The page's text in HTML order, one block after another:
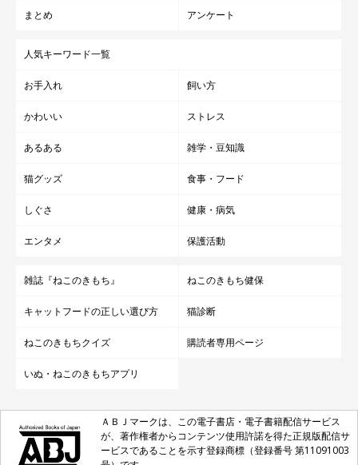
まとめ アンケート
人気キーワード一覧
お手入れ 飼い方
かわいい ストレス
あるある 雑学・豆知識
猫グッズ 食事・フード
しぐさ 健康・病気
エンタメ 保護活動
雑誌『ねこのきもち』 ねこのきもち健保
キャットフードの正しい選び方 猫診断
ねこのきもちクイズ 購読者専用ページ
いぬ・ねこのきもちアプリ
ＡＢＪマークは、この電子書店・電子書籍配信サービス
が、著作権者からコンテンツ使用許諾を得た正規版配信サ
ービスであることを示す登録商標（登録番号 第11091003